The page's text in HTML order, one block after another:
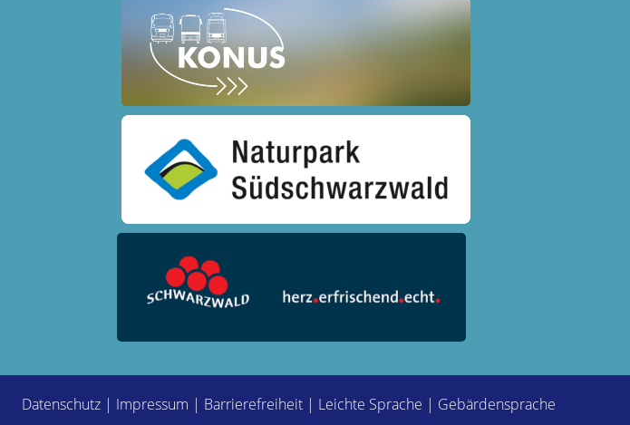
Datenschutz | Impressum | Barrierefreiheit | Leichte Sprache | Gebärdensprache